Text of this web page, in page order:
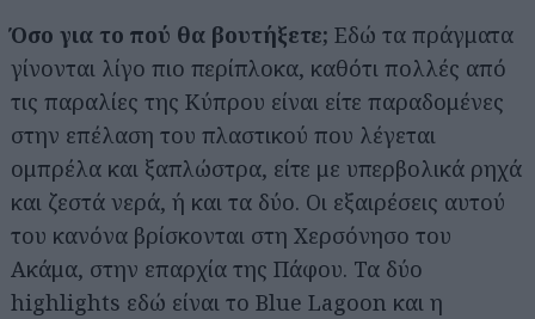
Όσο για το πού θα βουτήξετε; Εδώ τα πράγματα
γίνονται λίγο πιο περίπλοκα, καθότι πολλές από
τις παραλίες της Κύπρου είναι είτε παραδομένες
στην επέλαση του πλαστικού που λέγεται
ομπρέλα και ξαπλώστρα, είτε με υπερβολικά ρηχά
και ζεστά νερά, ή και τα δύο. Οι εξαιρέσεις αυτού
του κανόνα βρίσκονται στη Χερσόνησο του
Ακάμα, στην επαρχία της Πάφου. Τα δύο
highlights εδώ είναι το Blue Lagoon και η